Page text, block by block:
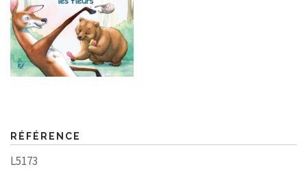
RÉFÉRENCE
L5173